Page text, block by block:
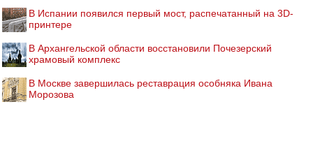
В Испании появился первый мост, распечатанный на 3D-
принтере
В Архангельской области восстановили Почезерский
храмовый комплекс
В Москве завершилась реставрация особняка Ивана
Морозова